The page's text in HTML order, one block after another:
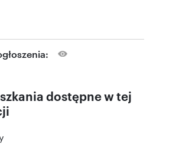
dostępne w tej